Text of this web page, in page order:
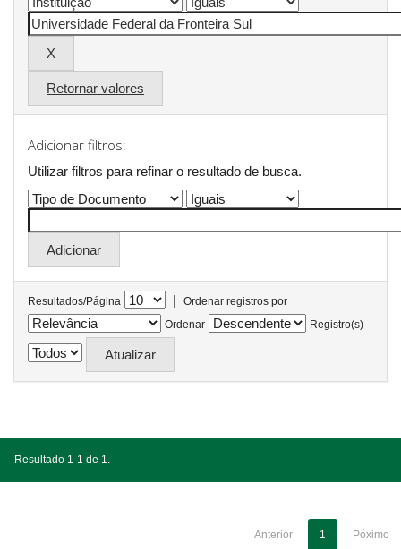
Retornar valores
Adicionar filtros:
Utilizar filtros para refinar o resultado de busca.
Resultados/Página |
Ordenar registros por
Ordenar
Registro(s)
Resultado 1-1 de 1.
Anterior 1 Póximo